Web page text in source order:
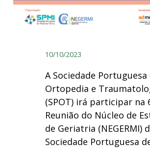
10/10/2023
A Sociedade Portuguesa
Ortopedia e
(SPOT) irá participar na
Reunião do Núcleo de
de Geriatria (NEGERMI)
Sociedade Portuguesa